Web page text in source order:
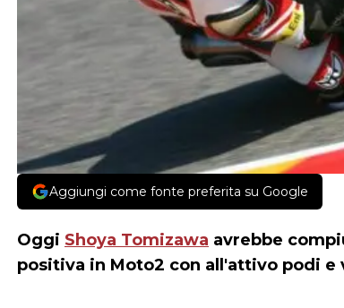
Aggiungi come fonte preferita su Google
Oggi Shoya Tomizawa avrebbe
positiva in Moto2 con all'attivo podi